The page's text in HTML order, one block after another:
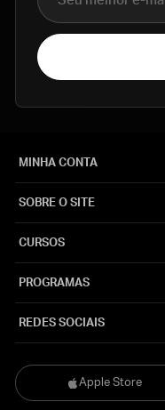
Apple Store
MINHA CONTA
SOBRE O SITE
CURSOS
PROGRAMAS
REDES SOCIAIS